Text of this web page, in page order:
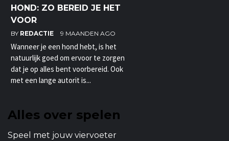
HOND: ZO BEREID JE HET
VOOR
BY REDACTIE 9 MAANDEN AGO
Wanneer je een hond hebt, is het
natuurlijk goed om ervoor te zorgen
dat je op alles bent voorbereid. Ook
met een lange autorit is...
Alles over spelen
Speel met jouw viervoeter